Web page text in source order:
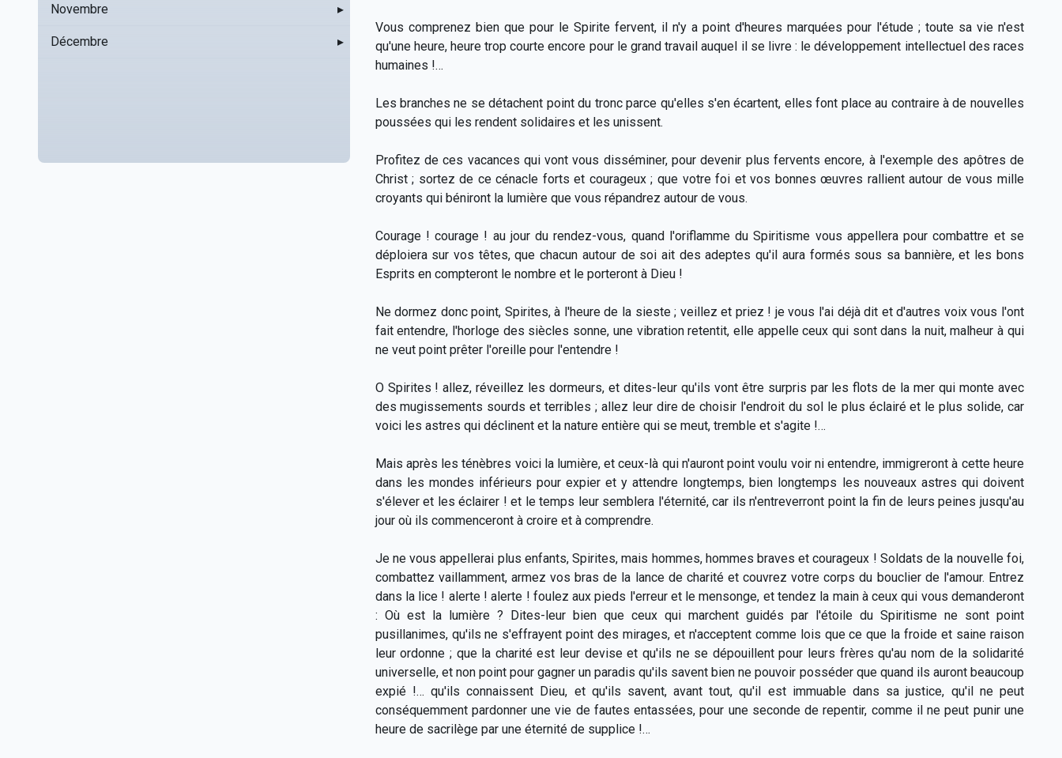
Novembre ▸
Décembre ▸
Vous comprenez bien que pour le Spirite fervent, il n'y a point d'heures marquées pour l'étude ; toute sa vie n'est
qu'une heure, heure trop courte encore pour le grand travail auquel il se livre : le développement intellectuel des races
humaines !…
Les branches ne se détachent point du tronc parce qu'elles s'en écartent, elles font place au contraire à de nouvelles
poussées qui les rendent solidaires et les unissent.
Profitez de ces vacances qui vont vous disséminer, pour devenir plus fervents encore, à l'exemple des apôtres de
Christ ; sortez de ce cénacle forts et courageux ; que votre foi et vos bonnes œuvres rallient autour de vous mille
croyants qui béniront la lumière que vous répandrez autour de vous.
Courage ! courage ! au jour du rendez-vous, quand l'oriflamme du Spiritisme vous appellera pour combattre et se
déploiera sur vos têtes, que chacun autour de soi ait des adeptes qu'il aura formés sous sa bannière, et les bons
Esprits en compteront le nombre et le porteront à Dieu !
Ne dormez donc point, Spirites, à l'heure de la sieste ; veillez et priez ! je vous l'ai déjà dit et d'autres voix vous l'ont
fait entendre, l'horloge des siècles sonne, une vibration retentit, elle appelle ceux qui sont dans la nuit, malheur à qui
ne veut point prêter l'oreille pour l'entendre !
O Spirites ! allez, réveillez les dormeurs, et dites-leur qu'ils vont être surpris par les flots de la mer qui monte avec
des mugissements sourds et terribles ; allez leur dire de choisir l'endroit du sol le plus éclairé et le plus solide, car
voici les astres qui déclinent et la nature entière qui se meut, tremble et s'agite !…
Mais après les ténèbres voici la lumière, et ceux-là qui n'auront point voulu voir ni entendre, immigreront à cette heure
dans les mondes inférieurs pour expier et y attendre longtemps, bien longtemps les nouveaux astres qui doivent
s'élever et les éclairer ! et le temps leur semblera l'éternité, car ils n'entreverront point la fin de leurs peines jusqu'au
jour où ils commenceront à croire et à comprendre.
Je ne vous appellerai plus enfants, Spirites, mais hommes, hommes braves et courageux ! Soldats de la nouvelle foi,
combattez vaillamment, armez vos bras de la lance de charité et couvrez votre corps du bouclier de l'amour. Entrez
dans la lice ! alerte ! alerte ! foulez aux pieds l'erreur et le mensonge, et tendez la main à ceux qui vous demanderont
: Où est la lumière ? Dites-leur bien que ceux qui marchent guidés par l'étoile du Spiritisme ne sont point
pusillanimes, qu'ils ne s'effrayent point des mirages, et n'acceptent comme lois que ce que la froide et saine raison
leur ordonne ; que la charité est leur devise et qu'ils ne se dépouillent pour leurs frères qu'au nom de la solidarité
universelle, et non point pour gagner un paradis qu'ils savent bien ne pouvoir posséder que quand ils auront beaucoup
expié !… qu'ils connaissent Dieu, et qu'ils savent, avant tout, qu'il est immuable dans sa justice, qu'il ne peut
conséquemment pardonner une vie de fautes entassées, pour une seconde de repentir, comme il ne peut punir une
heure de sacrilège par une éternité de supplice !…